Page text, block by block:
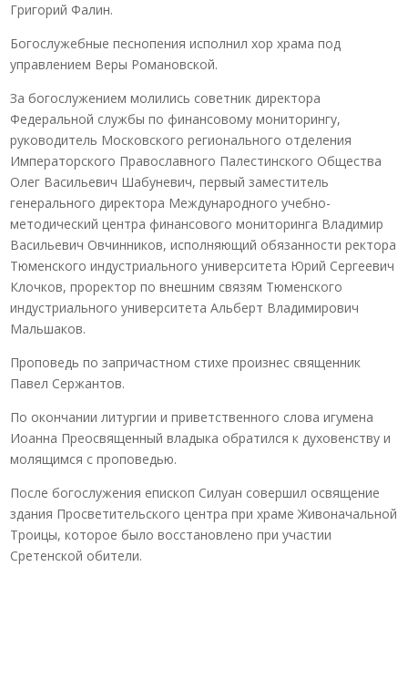
Григорий Фалин.
Богослужебные песнопения исполнил хор храма под
управлением Веры Романовской.
За богослужением молились советник директора
Федеральной службы по финансовому мониторингу,
руководитель Московского регионального отделения
Императорского Православного Палестинского Общества
Олег Васильевич Шабуневич, первый заместитель
генерального директора Международного учебно-
методический центра финансового мониторинга Владимир
Васильевич Овчинников, исполняющий обязанности ректора
Тюменского индустриального университета Юрий Сергеевич
Клочков, проректор по внешним связям Тюменского
индустриального университета Альберт Владимирович
Мальшаков.
Проповедь по запричастном стихе произнес священник
Павел Сержантов.
По окончании литургии и приветственного слова игумена
Иоанна Преосвященный владыка обратился к духовенству и
молящимся с проповедью.
После богослужения епископ Силуан совершил освящение
здания Просветительского центра при храме Живоначальной
Троицы, которое было восстановлено при участии
Сретенской обители.